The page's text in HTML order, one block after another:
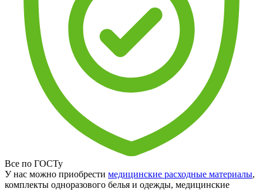
Все по ГОСТу
У нас можно приобрести медицинские расходные материалы,
комплекты одноразового белья и одежды, медицинские